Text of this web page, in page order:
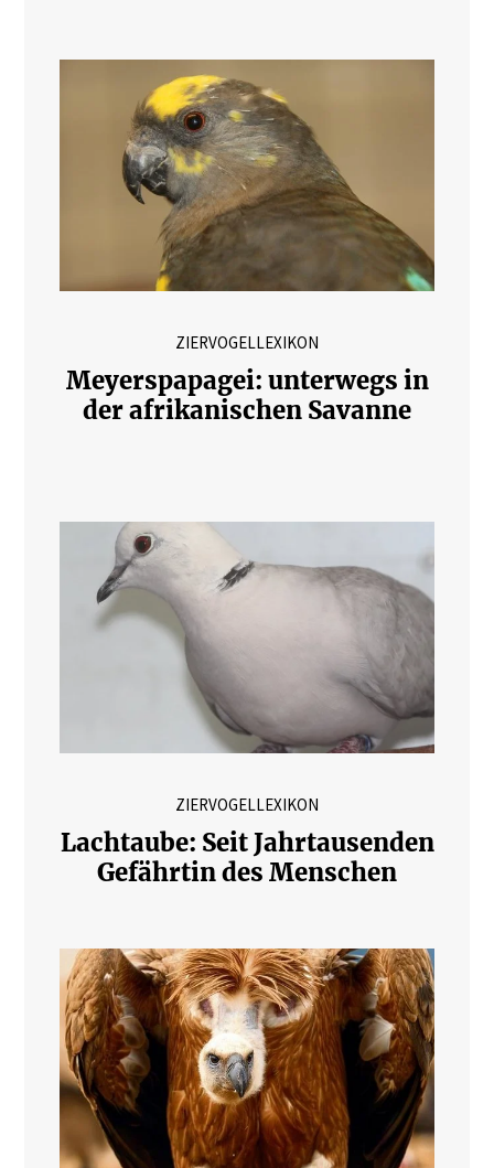
ZIERVOGELLEXIKON
Meyerspapagei: unterwegs in
der afrikanischen Savanne
ZIERVOGELLEXIKON
Lachtaube: Seit Jahrtausenden
Gefährtin des Menschen